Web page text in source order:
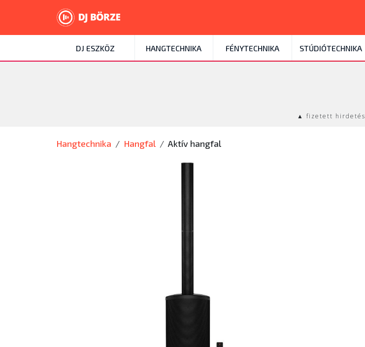
DJ ESZKÖZ HANGTECHNIKA FÉNYTECHNIKA STÚDIÓTECHNIKA
▲ fizetett hirdetés
Hangtechnika Hangfal Aktív hangfal